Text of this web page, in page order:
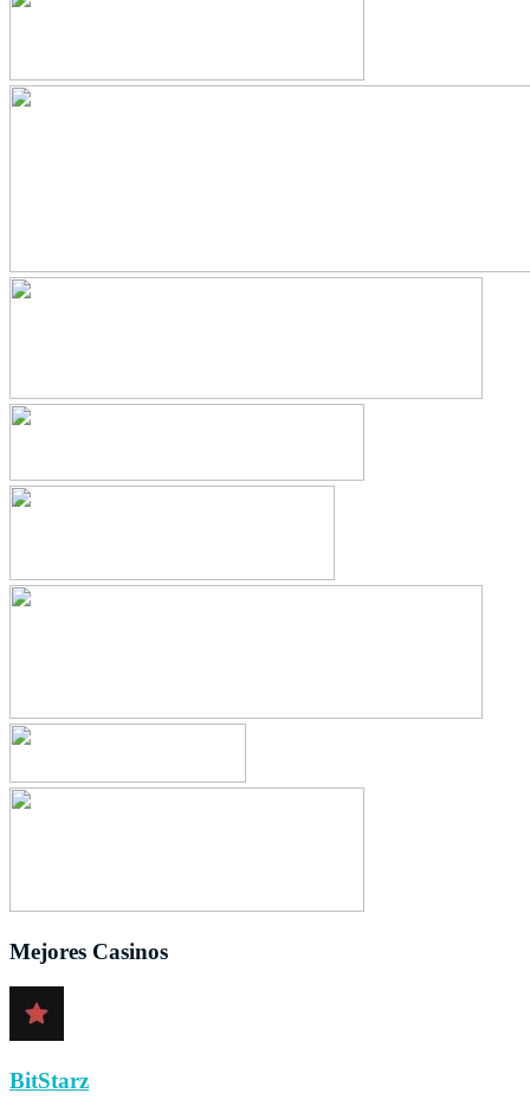
Mejores Casinos
BitStarz